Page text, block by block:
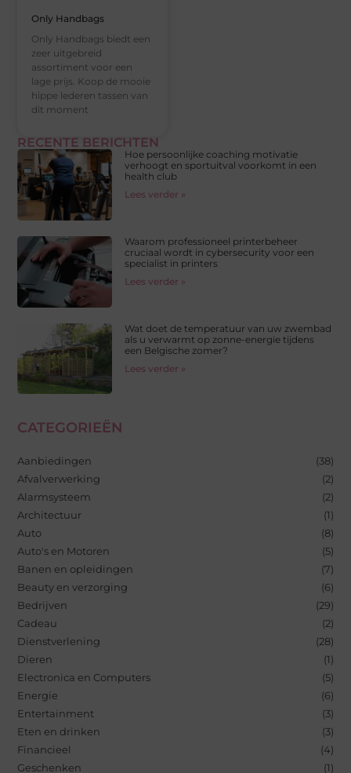
Only Handbags
Only Handbags biedt een
zeer uitgebreid
assortiment voor een
lage prijs. Koop de mooie
hippe lederen tassen van
dit moment
RECENTE BERICHTEN
Hoe persoonlijke coaching motivatie
verhoogt en sportuitval voorkomt in een
health club
Lees verder »
Waarom professioneel printerbeheer
cruciaal wordt in cybersecurity voor een
specialist in printers
Lees verder »
Wat doet de temperatuur van uw zwembad
als u verwarmt op zonne-energie tijdens
een Belgische zomer?
Lees verder »
CATEGORIEËN
Aanbiedingen
(38)
Afvalverwerking
(2)
Alarmsysteem
(2)
Architectuur
(1)
Auto
(8)
Auto's en Motoren
(5)
Banen en opleidingen
(7)
Beauty en verzorging
(6)
Bedrijven
(29)
Cadeau
(2)
Dienstverlening
(28)
Dieren
(1)
Electronica en Computers
(5)
Energie
(6)
Entertainment
(3)
Eten en drinken
(3)
Financieel
(4)
Geschenken
(1)